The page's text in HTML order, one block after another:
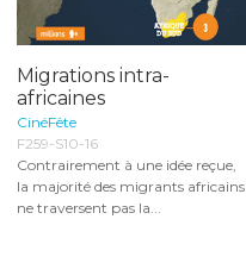
Migrations intra-
africaines
CinéFête
F259-S10-16
Contrairement à une idée reçue,
la majorité des migrants africains
ne traversent pas la...